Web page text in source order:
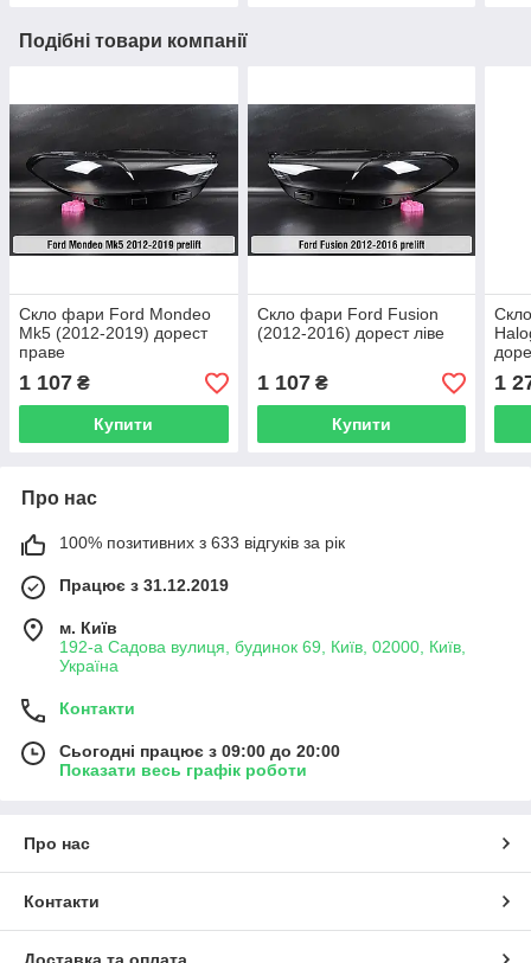
Подібні товари компанії
Скло фари Ford Mondeo
Mk5 (2012-2019) дорест
праве
1 107 ₴
Купити
Скло фари Ford Fusion
(2012-2016) дорест ліве
1 107₴
Купити
1
Про нас
100% позитивних з 633 відгуків за рік
Працює з 31.12.2019
м. Київ
192-а Садова вулиця, будинок 69, Київ, 02000, Київ,
Україна
Контакти
Сьогодні працює з 09:00 до 20:00
Показати весь графік роботи
Про нас
Контакти